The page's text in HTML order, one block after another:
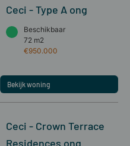
Ceci - Type A ong
Beschikbaar
72 m2
€950.000
Bekijk woning
Ceci - Crown Terrace
Residences ong